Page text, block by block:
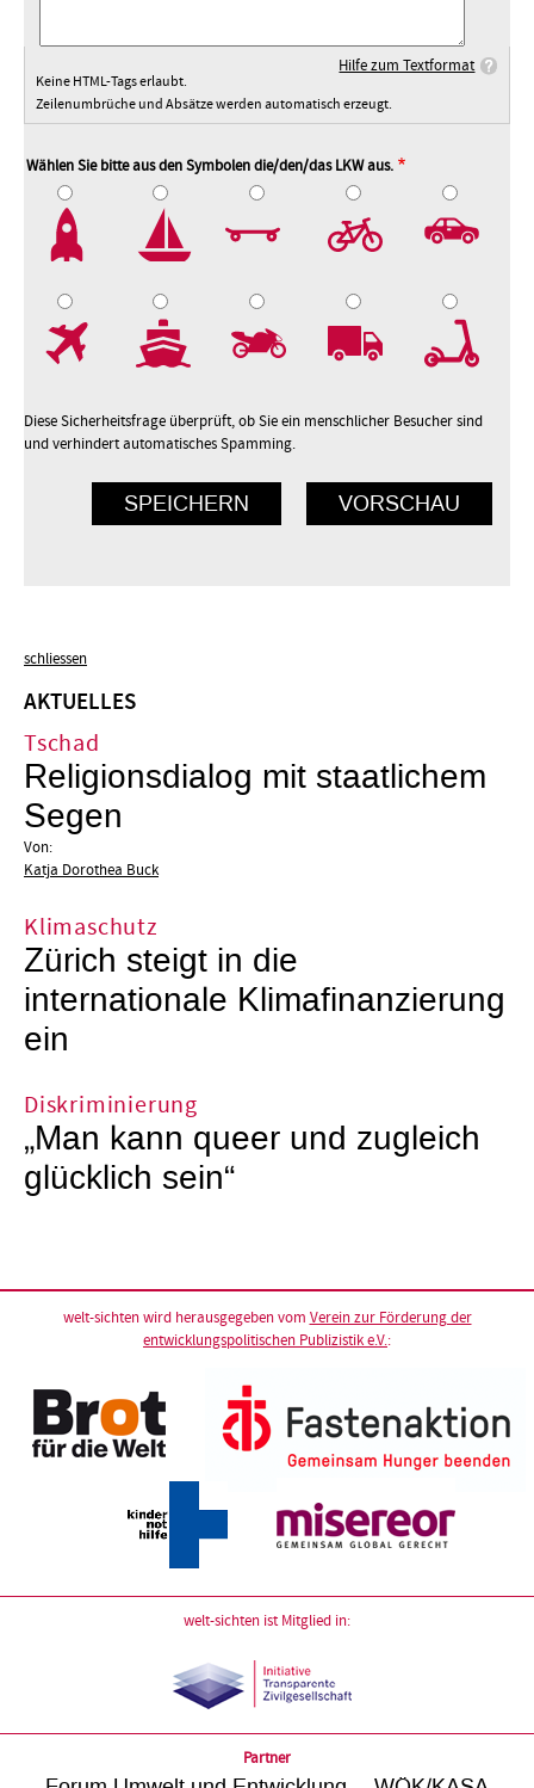
Hilfe zum Textformat
Keine HTML-Tags erlaubt.
Zeilenumbrüche und Absätze werden automatisch erzeugt.
Wählen Sie bitte aus den Symbolen die/den/das LKW aus.
Diese Sicherheitsfrage überprüft, ob Sie ein menschlicher Besucher sind
und verhindert automatisches Spamming.
schliessen
AKTUELLES
Tschad
Religionsdialog mit staatlichem
Segen
Von:
Katja Dorothea Buck
Klimaschutz
Zürich steigt in die
internationale Klimafinanzierung
ein
Diskriminierung
„Man kann queer und zugleich
glücklich sein“
welt-sichten wird herausgegeben vom Verein zur Förderung der
entwicklungspolitischen Publizistik e.V.:
welt-sichten ist Mitglied in:
Partner